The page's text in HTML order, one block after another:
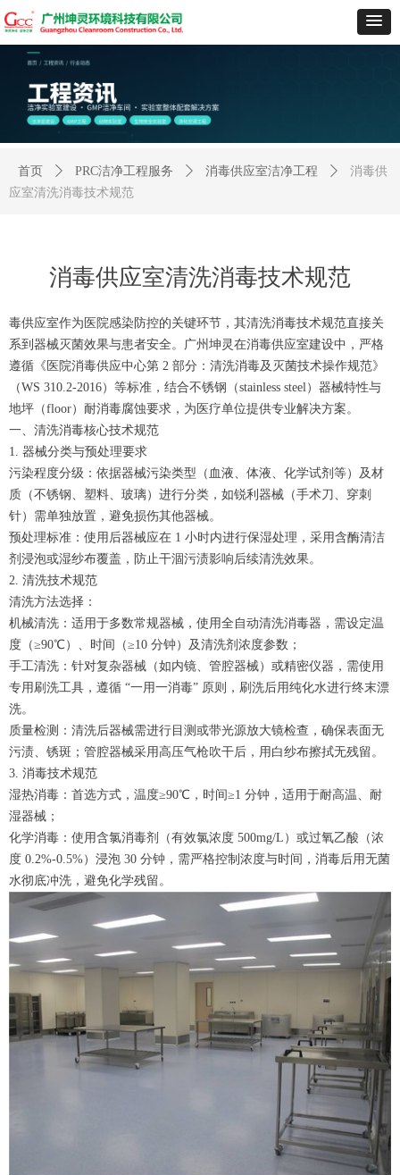
消毒供应室清洗消毒技术规范
毒供应室作为医院感染防控的关键环节，其清洗消毒技术规范直接关
系到器械灭菌效果与患者安全。广州坤灵在消毒供应室建设中，严格
遵循《医院消毒供应中心第 2 部分：清洗消毒及灭菌技术操作规范》
（WS 310.2-2016）等标准，结合不锈钢（stainless steel）器械特性与
地坪（floor）耐消毒腐蚀要求，为医疗单位提供专业解决方案。
一、清洗消毒核心技术规范
1. 器械分类与预处理要求
污染程度分级：依据器械污染类型（血液、体液、化学试剂等）及材
质（不锈钢、塑料、玻璃）进行分类，如锐利器械（手术刀、穿刺
针）需单独放置，避免损伤其他器械。
预处理标准：使用后器械应在 1 小时内进行保湿处理，采用含酶清洁
剂浸泡或湿纱布覆盖，防止干涸污渍影响后续清洗效果。
2. 清洗技术规范
清洗方法选择：
机械清洗：适用于多数常规器械，使用全自动清洗消毒器，需设定温
度（≥90℃）、时间（≥10 分钟）及清洗剂浓度参数；
手工清洗：针对复杂器械（如内镜、管腔器械）或精密仪器，需使用
专用刷洗工具，遵循 “一用一消毒” 原则，刷洗后用纯化水进行终末漂
洗。
质量检测：清洗后器械需进行目测或带光源放大镜检查，确保表面无
污渍、锈斑；管腔器械采用高压气枪吹干后，用白纱布擦拭无残留。
3. 消毒技术规范
湿热消毒：首选方式，温度≥90℃，时间≥1 分钟，适用于耐高温、耐
湿器械；
化学消毒：使用含氯消毒剂（有效氯浓度 500mg/L）或过氧乙酸（浓
度 0.2%-0.5%）浸泡 30 分钟，需严格控制浓度与时间，消毒后用无菌
水彻底冲洗，避免化学残留。
首页 ꄲ PRC洁净工程服务 ꄲ 消毒供应室洁净工程 ꄲ
消毒供
应室清洗消毒技术规范